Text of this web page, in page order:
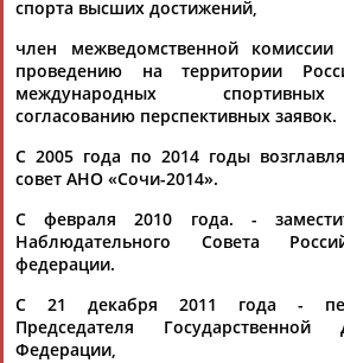
спорта высших достижений,
член межведомственной
проведению на территории
международных
согласованию перспективных заявок.
C 2005 года по 2014 годы
совет АНО «Сочи-2014».
С февраля 2010 года. -
Наблюдательного Совета
федерации.
С 21 декабря 2011 года -
Председателя
Федерации,